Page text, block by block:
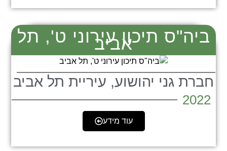
ביה"ס תיכון עירוני ט', תל
אביב
חברת גני יהושוע, עיריית תל אביב
2022
עוד מידע